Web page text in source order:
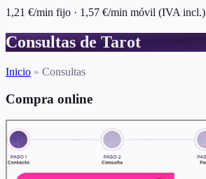
1,21 €/min fijo · 1,57 €/min móvil (IVA incl.)
Consultas de Tarot
Inicio » Consultas
Compra online